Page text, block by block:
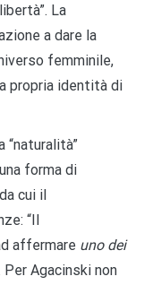
La
a dare la
femminile,
propria identità di
“naturalità”
forma di
cui il
“Il
affermare uno dei
Per Agacinski non